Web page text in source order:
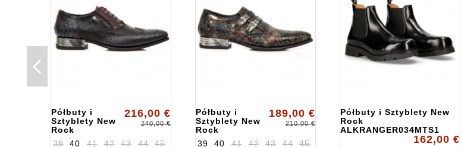
Półbuty i
Sztyblety New
Rock
ALKNW136S8
216,00 €
240,00 €
39 40 41 42 43 44
45
Półbuty i
Sztyblety New
Rock
ALK2246S28
189,00 €
210,00 €
39 40 41 42 43 44
45
Półbuty i Sztyblety New
Rock
ALKRANGER034MTS1
162,00 €